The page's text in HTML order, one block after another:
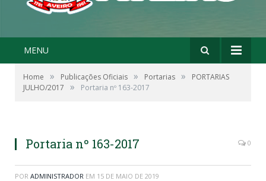
MENU
Home » Publicações Oficiais » Portarias »
PORTARIAS
JULHO/2017
» Portaria nº 163-2017
Portaria nº 163-2017 0
POR ADMINISTRADOR EM 15 DE MAIO DE 2019